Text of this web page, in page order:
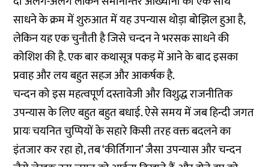
साधने के क्रम में शुरुआत में यह उपन्यास थोड़ा बोझिल हुआ है,
लेकिन यह एक चुनौती है जिसे चन्दन ने भरसक साधने की
कोशिश की है. एक बार कथासूत्र पकड़ में आने के बाद इसका
प्रवाह और लय बहुत सहज और आकर्षक है.
चन्दन को इस महत्वपूर्ण दस्तावेजी और विशुद्ध राजनीतिक
उपन्यास के लिए बहुत बहुत बधाई. ऐसे समय में जब हिन्दी जगत
प्रायः चयनित चुप्पियों के सहारे किसी तरह वक्त बदलने का
इंतजार कर रहा हो, तब ‘कीर्तिगान’ जैसा उपन्यास और चन्दन